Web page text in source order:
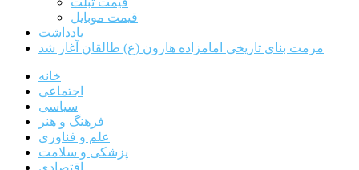
قیمت موبایل
یادداشت
مرمت بنای تاریخی امامزاده هارون (ع) طالقان آغاز شد
خانه
اجتماعی
سیاسی
فرهنگ و هنر
علم و فناوری
پزشکی و سلامت